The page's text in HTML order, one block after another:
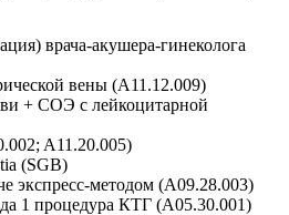
врача-акушера-гинеколога
вены (A11.12.009)
+ СОЭ с лейкоцитарной
A11.20.005)
(SGB)
экспресс-методом (A09.28.003)
1 процедура КТГ (A05.30.001)